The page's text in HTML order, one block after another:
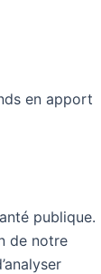
en apport
publique.
de notre